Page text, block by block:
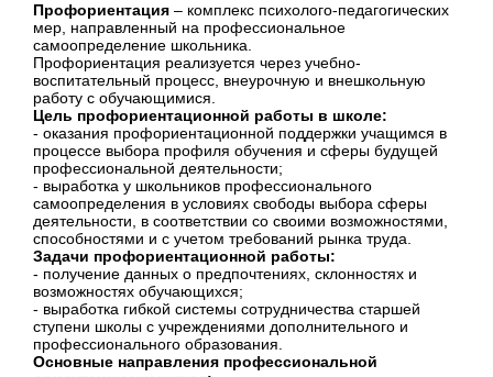
Профориентация – комплекс психолого-педагогических
мер, направленный на профессиональное
самоопределение школьника.
Профориентация реализуется через учебно-
воспитательный процесс, внеурочную и внешкольную
работу с обучающимися.
Цель профориентационной работы в школе:
- оказания профориентационной поддержки учащимся в
процессе выбора профиля обучения и сферы будущей
профессиональной деятельности;
- выработка у школьников профессионального
самоопределения в условиях свободы выбора сферы
деятельности, в соответствии со своими возможностями,
способностями и с учетом требований рынка труда.
Задачи профориентационной работы:
- получение данных о предпочтениях, склонностях и
возможностях обучающихся;
- выработка гибкой системы сотрудничества старшей
ступени школы с учреждениями дополнительного и
профессионального образования.
Основные направления профессиональной